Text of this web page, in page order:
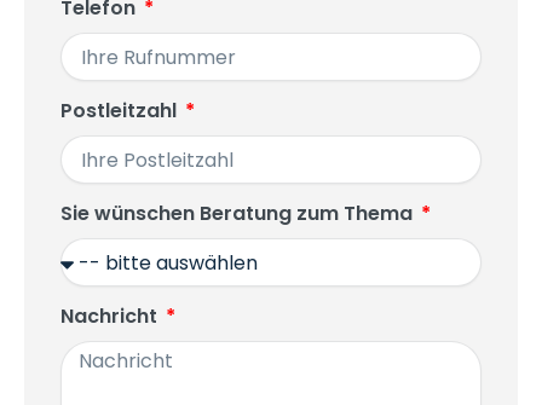
Telefon
Postleitzahl
Sie wünschen Beratung zum Thema
Nachricht